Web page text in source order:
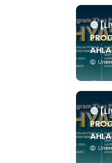
🔴
🔴